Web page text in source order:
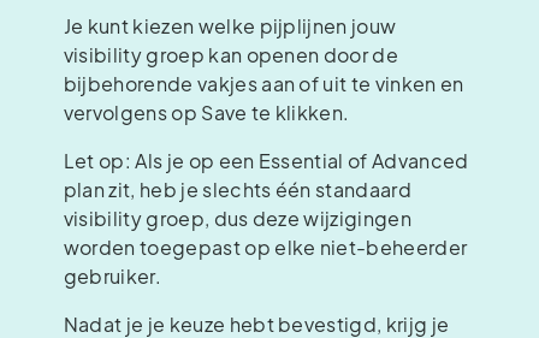
Je kunt kiezen welke pijplijnen jouw
visibility groep kan openen door de
bijbehorende vakjes aan of uit te vinken en
vervolgens op Save te klikken.
Let op: Als je op een Essential of Advanced
plan zit, heb je slechts één standaard
visibility groep, dus deze wijzigingen
worden toegepast op elke niet-beheerder
gebruiker.
Nadat je je keuze hebt bevestigd, krijg je